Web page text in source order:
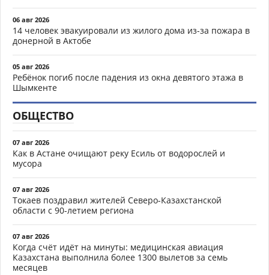
06 авг 2026
14 человек эвакуировали из жилого дома из-за пожара в
донерной в Актобе
05 авг 2026
Ребёнок погиб после падения из окна девятого этажа в
Шымкенте
ОБЩЕСТВО
07 авг 2026
Как в Астане очищают реку Есиль от водорослей и
мусора
07 авг 2026
Токаев поздравил жителей Северо-Казахстанской
области с 90-летием региона
07 авг 2026
Когда счёт идёт на минуты: медицинская авиация
Казахстана выполнила более 1300 вылетов за семь
месяцев